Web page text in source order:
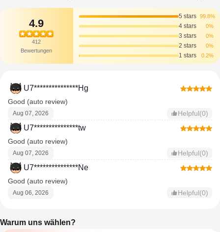
4.9
412
Bewertungen
5 stars 99.8%
4 stars 0%
3 stars 0%
2 stars 0%
1 stars 0.2%
U7***************Hg
Good (auto review)
Aug 07, 2026 Helpful(0)
U7***************tw
Good (auto review)
Aug 07, 2026 Helpful(0)
U7***************Ne
Good (auto review)
Aug 06, 2026 Helpful(0)
Warum uns wählen?